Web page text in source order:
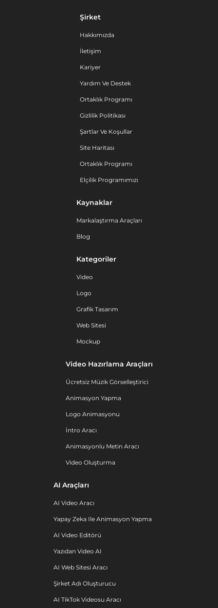
Şirket
Hakkımızda
İletişim
Kariyer
Yardım Ve Destek
Ortaklık Programı
Gizlilik Politikası
Şartlar Ve Koşullar
Site Haritası
Ortaklık Programı
Elçilik Programımızı
Kaynaklar
Markalaştırma Araçları
Blog
Kategoriler
Video
Logo
Grafik Tasarım
Web Sitesi
Mockup
Video Hazırlama Araçları
Ücretsiz Müzik Görselleştirici
Animasyon Yapma
Logo Animasyonu
İntro Aracı
Animasyonlu Metin Aracı
Video Oluşturma
AI Araçları
AI Video Aracı
Yapay Zeka Ile Animasyon Yapma
AI Video Editörü
Yazıdan Video AI
AI Web Sitesi Aracı
Şirket Adı Oluşturucu
AI TikTok Videosu Aracı